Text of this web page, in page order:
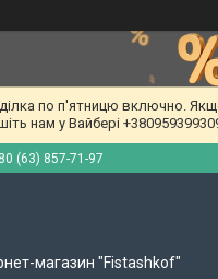
по п'ятницю включно.
нам у Вайбері
(63) 857-71-97
магазин "Fistashkof"